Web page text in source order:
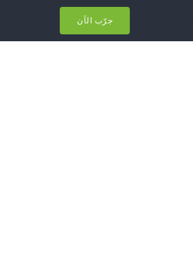
جرّب الآن